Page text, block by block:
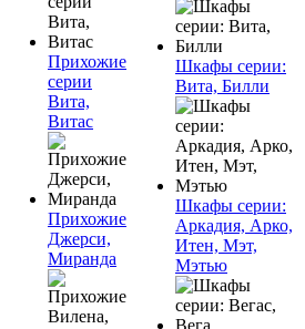
Прихожие
серии
Вита,
Витас
Прихожие
Джерси,
Миранда
Шкафы серии:
Вита, Билли
Шкафы серии:
Аркадия, Арко,
Итен, Мэт,
Мэтью